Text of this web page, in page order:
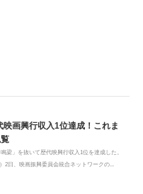
画興行収入1位達成！これま
梁」を抜いて歴代映興行収入1位を達成した。
2日、映画振興委員会統合ネットワークの...